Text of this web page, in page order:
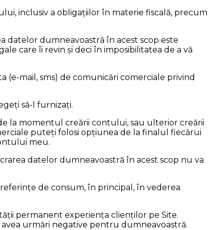
inclusiv a obligațiilor în materie fiscală, precum
datelor dumneavoastră în acest scop este
care îi revin și deci în imposibilitatea de a vă
mail, sms) de comunicări comerciale privind
să-l furnizați.
la momentul creării contului, sau ulterior creării
puteți folosi opțiunea de la finalul fiecărui
meu.
datelor dumneavoastră în acest scop nu va
de consum, în principal, în vederea
permanent experiența clienților pe Site.
urmări negative pentru dumneavoastră.